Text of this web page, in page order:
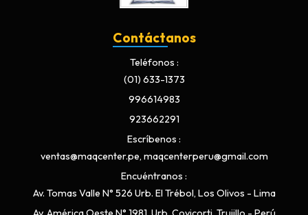
Contáctanos
Teléfonos
(01) 633-1373
996614983
923662291
Escríbenos
ventas@maqcenter.pe, maqcenterperu@gmail.com
Encuéntranos
Av. Tomas Valle N° 526 Urb. El Trébol, Los Olivos - Lima